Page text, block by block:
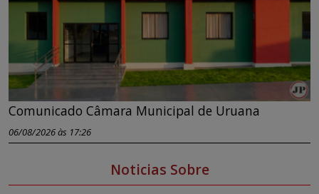
Comunicado Câmara Municipal de Uruana
06/08/2026 às 17:26
Noticias Sobre